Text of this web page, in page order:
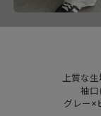
上質な生
袖口
グレー×